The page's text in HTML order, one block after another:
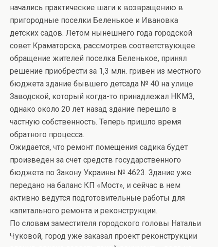
начались практические шаги к возвращению в
пригородные поселки Беленькое и Ивановка
детских садов. Летом нынешнего года городской
совет Краматорска, рассмотрев соответствующее
обращение жителей поселка Беленькое, принял
решение приобрести за 1,3 млн. гривен из местного
бюджета здание бывшего детсада № 40 на улице
Заводской, который когда-то принадлежал НКМЗ,
однако около 20 лет назад здание перешло в
частную собственность. Теперь пришло время
обратного процесса.
Ожидается, что ремонт помещения садика будет
произведен за счет средств государственного
бюджета по Закону Украины № 4623. Здание уже
передано на баланс КП «Мост», и сейчас в нем
активно ведутся подготовительные работы для
капитального ремонта и реконструкции.
По словам заместителя городского головы Натальи
Чуковой, город уже заказал проект реконструкции